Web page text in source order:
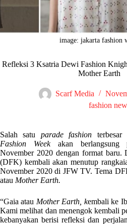
image: jakarta fashion
Refleksi 3 Ksatria Dewi Fashion
Mother Earth
Scarf Media
fashion
Salah satu parade fashion terbesar
Fashion Weekakan berlangsung
November 2020 dengan format baru.
(DFK) kembali akan menutup
November 2020 di JFW TV. Tema
atau Mother Earth.
“Gaia atau Mother Earth, kembali ke
Kami melihat dan menengok kembali
kebanyakan berisi refleksi dan